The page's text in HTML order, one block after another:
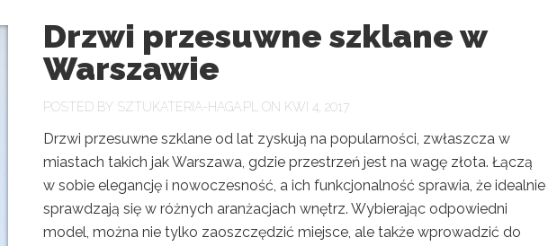
Drzwi przesuwne szklane w
Warszawie
POSTED BY SZTUKATERIA-HAGA.PL ON KWI 4, 2017
Drzwi przesuwne szklane od lat zyskują na popularności, zwłaszcza w
miastach takich jak Warszawa, gdzie przestrzeń jest na wagę złota. Łączą
w sobie elegancję i nowoczesność, a ich funkcjonalność sprawia, że idealnie
sprawdzają się w różnych aranżacjach wnętrz. Wybierając odpowiedni
model, można nie tylko zaoszczędzić miejsce, ale także wprowadzić do